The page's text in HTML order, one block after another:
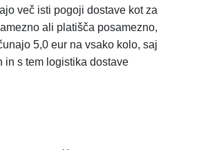
več isti pogoji dostave kot za
ali platišča posamezno,
5,0 eur na vsako kolo, saj
in s tem logistika dostave